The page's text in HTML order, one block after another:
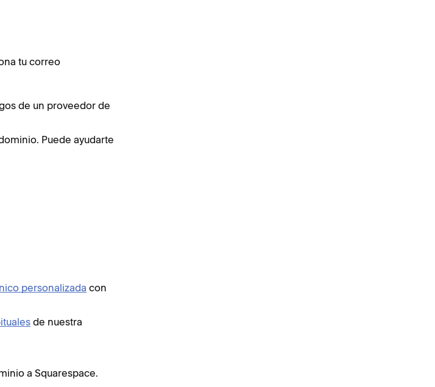
tu correo
de un proveedor de
Puede ayudarte
personalizada con
de nuestra
a Squarespace.